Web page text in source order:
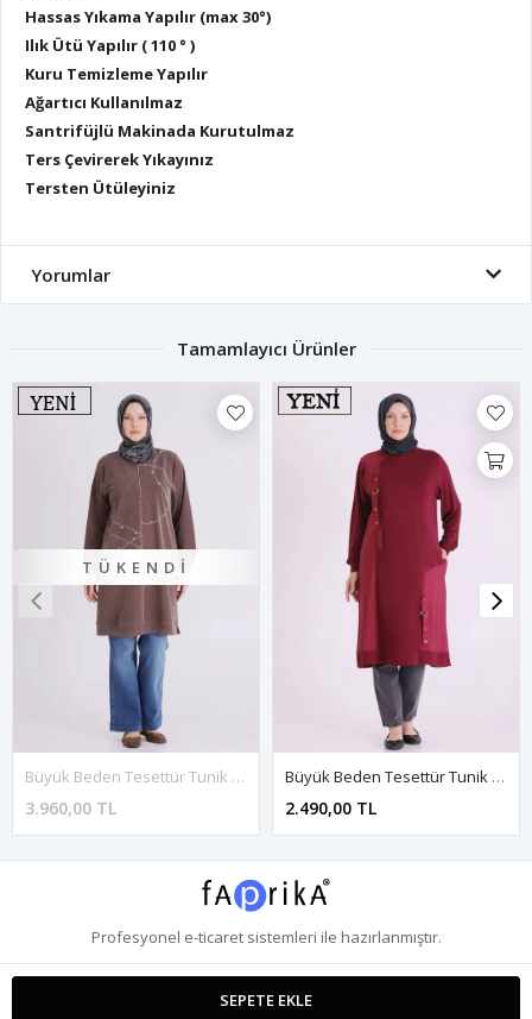
SEPETE EKLE
Hassas Yıkama Yapılır (max 30°)
Ilık Ütü Yapılır ( 110 ° )
Kuru Temizleme Yapılır
Ağartıcı Kullanılmaz
Santrifüjlü Makinada Kurutulmaz
Ters Çevirerek Yıkayınız
Tersten Ütüleyiniz
Yorumlar
Tamamlayıcı Ürünler
TÜKENDI
Büyük Beden Tesettür Tunik 20141 Kahve
3.960,00 TL
Büyük Beden Tesettür Tunik 2074 Bordo
2.490,00 TL
Profesyonel e-ticaretsistemleri ile hazırlanmıştır.